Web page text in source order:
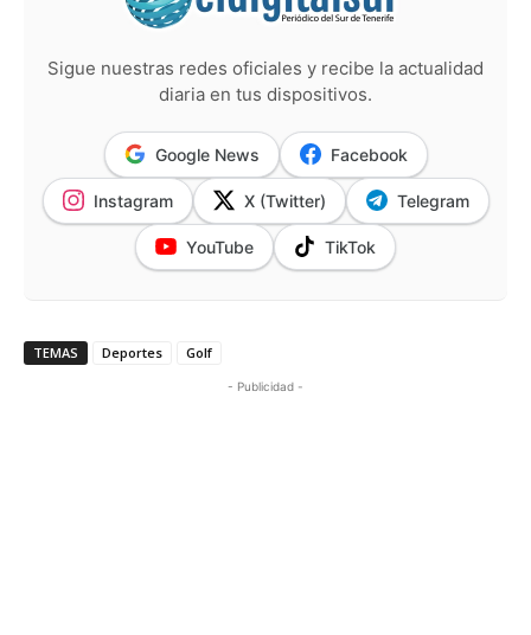
Sigue nuestras redes oficiales y recibe la actualidad
diaria en tus dispositivos.
Google News Facebook
Instagram X (Twitter) Telegram
YouTube TikTok
TEMAS Deportes Golf
- Publicidad -